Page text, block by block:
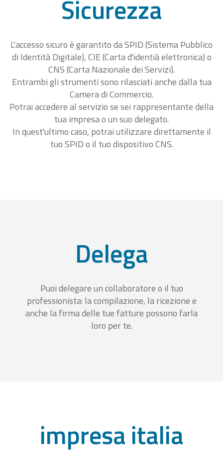
Sicurezza
L'accesso sicuro è garantito da SPID (Sistema Pubblico
di Identità Digitale), CIE (Carta d'identià elettronica) o
CNS (Carta Nazionale dei Servizi).
Entrambi gli strumenti sono rilasciati anche dalla tua
Camera di Commercio.
Potrai accedere al servizio se sei rappresentante della
tua impresa o un suo delegato.
In quest'ultimo caso, potrai utilizzare direttamente il
tuo SPID o il tuo dispositivo CNS.
Delega
Puoi delegare un collaboratore o il tuo
professionista: la compilazione, la ricezione e
anche la firma delle tue fatture possono farla
loro per te.
impresa italia